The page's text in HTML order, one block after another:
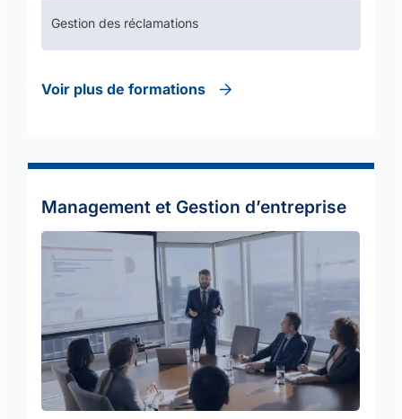
Gestion des réclamations
Voir plus de formations
Management et Gestion d’entreprise